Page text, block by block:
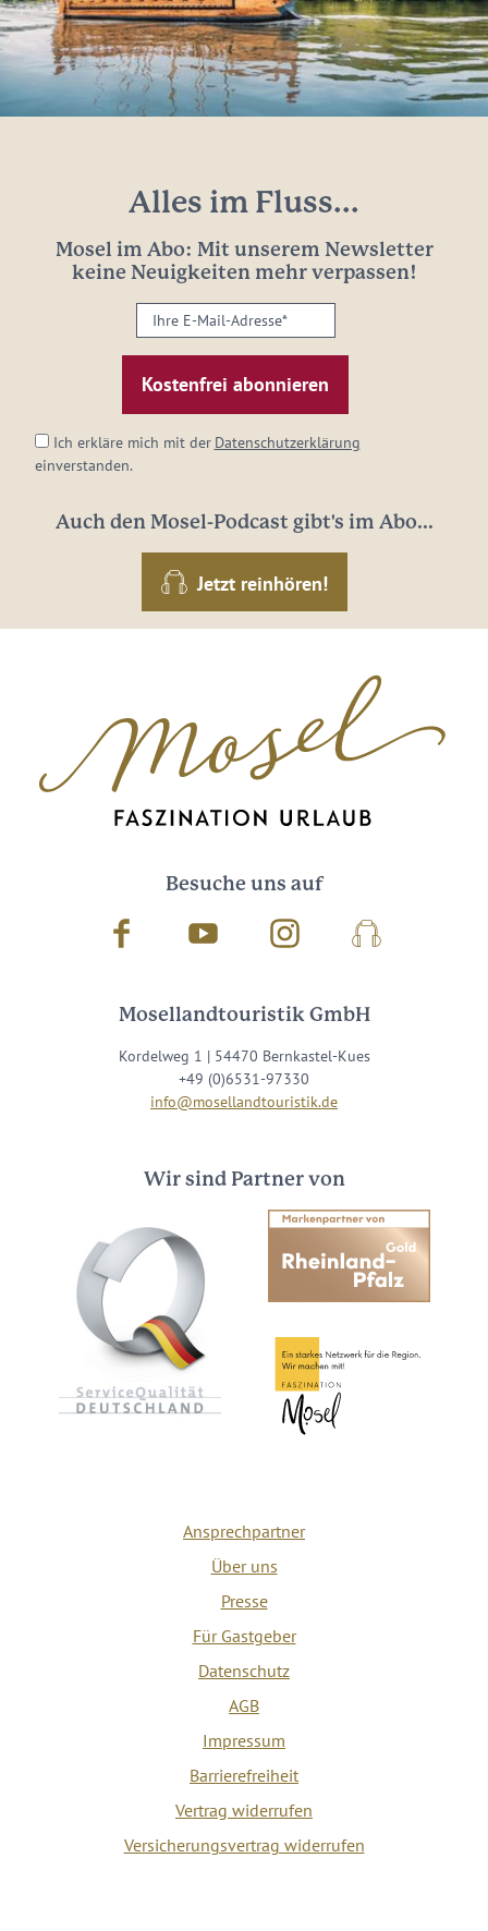
Alles im Fluss...
Mosel im Abo: Mit unserem Newsletter
keine Neuigkeiten mehr verpassen!
Ihre
E-
Mail-
Adresse:
Ich erkläre mich mit der Datenschutzerklärung
einverstanden.
Auch den Mosel-Podcast gibt's im Abo...
Jetzt reinhören!
Besuche uns auf
Facebook Youtube InstagramPodcast
Mosellandtouristik GmbH
Kordelweg 1 | 54470 Bernkastel-Kues
+49 (0)6531-97330
info@mosellandtouristik.de
Wir sind Partner von
Ansprechpartner
Über uns
Presse
Für Gastgeber
Datenschutz
AGB
Impressum
Barrierefreiheit
Vertrag widerrufen
Versicherungsvertrag widerrufen